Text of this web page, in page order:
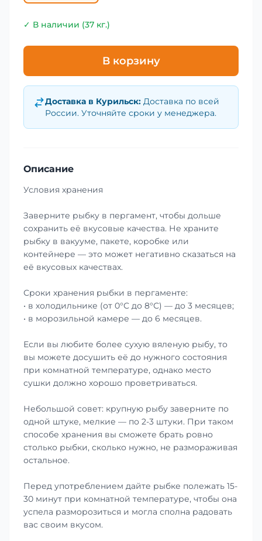
✓ В наличии (37 кг.)
В корзину
Доставка в Курильск: Доставка по всей
России. Уточняйте сроки у менеджера.
Описание
Условия хранения
Заверните рыбку в пергамент, чтобы дольше
сохранить её вкусовые качества. Не храните
рыбку в вакууме, пакете, коробке или
контейнере — это может негативно сказаться на
её вкусовых качествах.
Сроки хранения рыбки в пергаменте:
• в холодильнике (от 0°С до 8°С) — до 3 месяцев;
• в морозильной камере — до 6 месяцев.
Если вы любите более сухую вяленую рыбу, то
вы можете досушить её до нужного состояния
при комнатной температуре, однако место
сушки должно хорошо проветриваться.
Небольшой совет: крупную рыбу заверните по
одной штуке, мелкие — по 2-3 штуки. При таком
способе хранения вы сможете брать ровно
столько рыбки, сколько нужно, не размораживая
остальное.
Перед употреблением дайте рыбке полежать 15-
30 минут при комнатной температуре, чтобы она
успела разморозиться и могла сполна радовать
вас своим вкусом.